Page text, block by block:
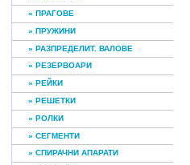
» ПРАГОВЕ
» ПРУЖИНИ
» РАЗПРЕДЕЛИТ. ВАЛОВЕ
» РЕЗЕРВОАРИ
» РЕЙКИ
» РЕШЕТКИ
» РОЛКИ
» СЕГМЕНТИ
» СПИРАЧНИ АПАРАТИ